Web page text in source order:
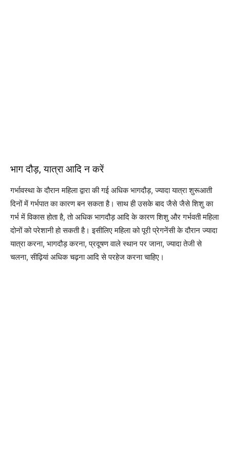
भाग दौड़, यात्रा आदि न करें
गर्भावस्था के दौरान महिला द्वारा की गई अधिक भागदौड़, ज्यादा यात्रा शुरूआती
दिनों में गर्भपात का कारण बन सकता है। साथ ही उसके बाद जैसे जैसे शिशु का
गर्भ में विकास होता है, तो अधिक भागदौड़ आदि के कारण शिशु और गर्भवती महिला
दोनों को परेशानी हो सकती है। इसीलिए महिला को पूरी प्रेगनेंसी के दौरान ज्यादा
यात्रा करना, भागदौड़ करना, प्रदूषण वाले स्थान पर जाना, ज्यादा तेजी से
चलना, सीढ़ियां अधिक चढ़ना आदि से परहेज करना चाहिए।